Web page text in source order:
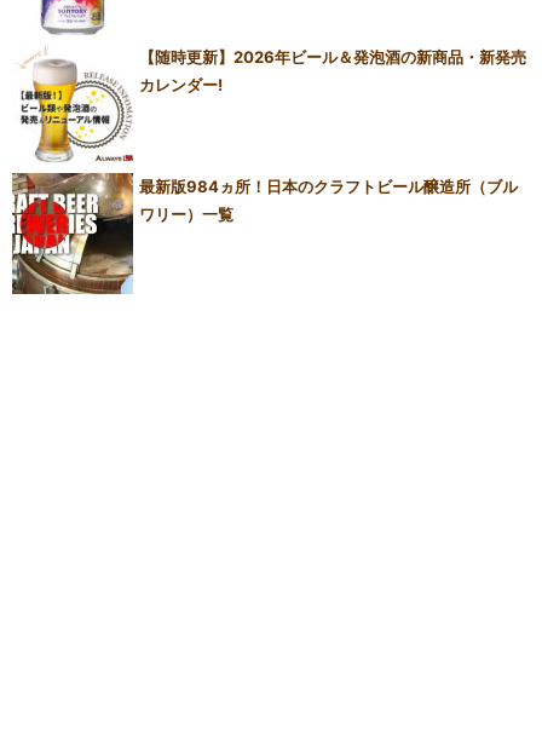
【随時更新】2026年ビール＆発泡酒の新商品・新発売
カレンダー!
最新版984ヵ所！日本のクラフトビール醸造所（ブル
ワリー）一覧